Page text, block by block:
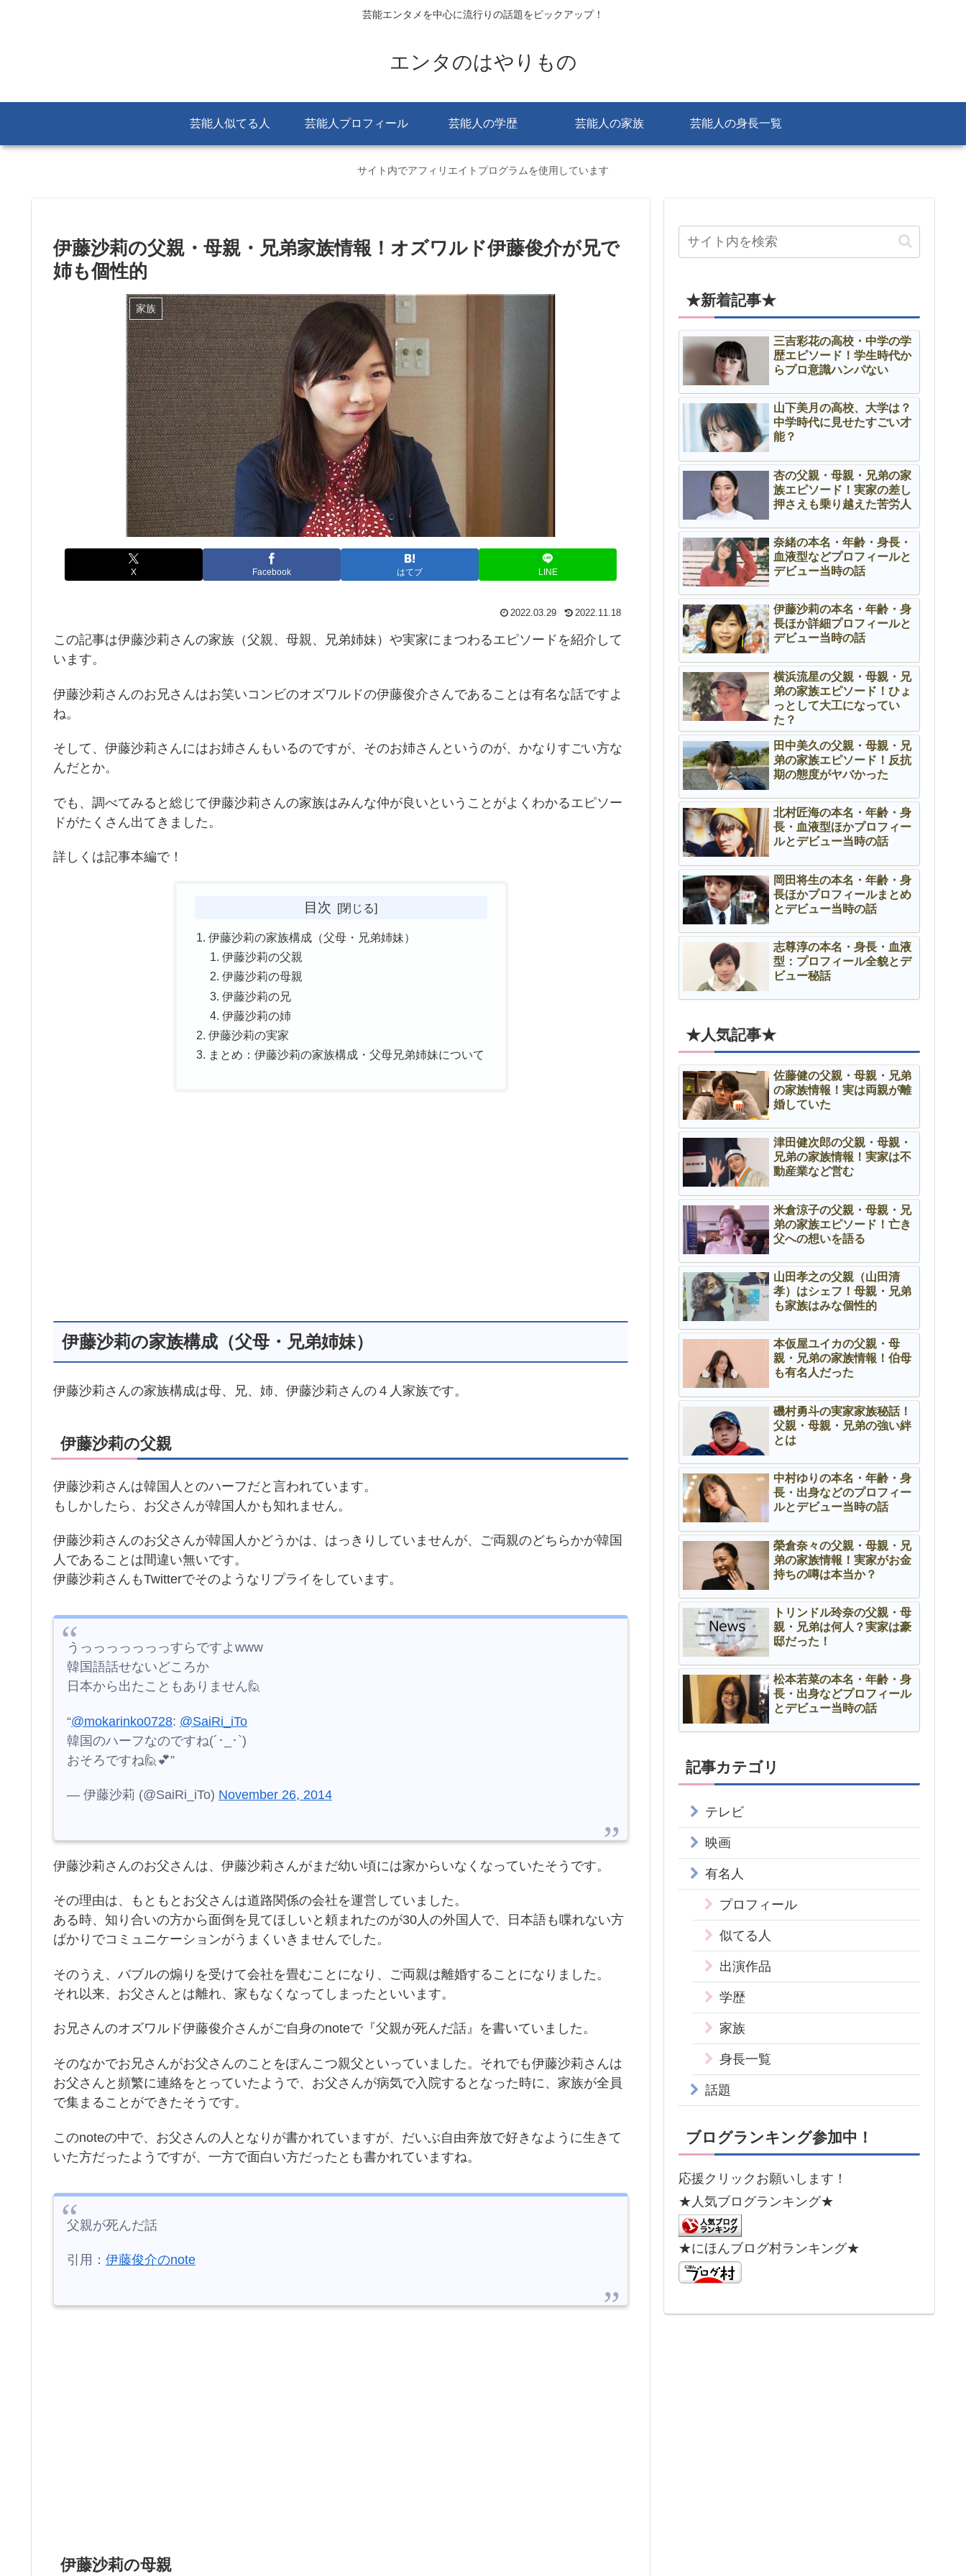
芸能エンタメを中心に流行りの話題をピックアップ！
エンタのはやりもの
芸能人似てる人 芸能人プロフィール 芸能人の学歴 芸能人の家族 芸能人の身長一覧
サイト内でアフィリエイトプログラムを使用しています
伊藤沙莉の父親・母親・兄弟家族情報！オズワルド伊藤俊介が兄で
姉も個性的
家族
X Facebook はてブ LINE
2022.03.29 2022.11.18
この記事は伊藤沙莉さんの家族（父親、母親、兄弟姉妹）や実家にまつわるエピソードを紹介して
います。
伊藤沙莉さんのお兄さんはお笑いコンビのオズワルドの伊藤俊介さんであることは有名な話ですよ
ね。
そして、伊藤沙莉さんにはお姉さんもいるのですが、そのお姉さんというのが、かなりすごい方な
んだとか。
でも、調べてみると総じて伊藤沙莉さんの家族はみんな仲が良いということがよくわかるエピソー
ドがたくさん出てきました。
詳しくは記事本編で！
目次
伊藤沙莉の家族構成（父母・兄弟姉妹）
伊藤沙莉の父親
伊藤沙莉の母親
伊藤沙莉の兄
伊藤沙莉の姉
伊藤沙莉の実家
まとめ：伊藤沙莉の家族構成・父母兄弟姉妹について
伊藤沙莉の家族構成（父母・兄弟姉妹）
伊藤沙莉さんの家族構成は母、兄、姉、伊藤沙莉さんの４人家族です。
伊藤沙莉の父親
伊藤沙莉さんは韓国人とのハーフだと言われています。
もしかしたら、お父さんが韓国人かも知れません。
伊藤沙莉さんのお父さんが韓国人かどうかは、はっきりしていませんが、ご両親のどちらかが韓国
人であることは間違い無いです。
伊藤沙莉さんもTwitterでそのようなリプライをしています。
うっっっっっっっすらですよwww
韓国語話せないどころか
日本から出たこともありません🙋
“@mokarinko0728: @SaiRi_iTo
韓国のハーフなのですね(´･_･`)
おそろですね🙋💕”
— 伊藤沙莉 (@SaiRi_iTo) November 26, 2014
伊藤沙莉さんのお父さんは、伊藤沙莉さんがまだ幼い頃には家からいなくなっていたそうです。
その理由は、もともとお父さんは道路関係の会社を運営していました。
ある時、知り合いの方から面倒を見てほしいと頼まれたのが30人の外国人で、日本語も喋れない方
ばかりでコミュニケーションがうまくいきませんでした。
そのうえ、バブルの煽りを受けて会社を畳むことになり、ご両親は離婚することになりました。
それ以来、お父さんとは離れ、家もなくなってしまったといいます。
お兄さんのオズワルド伊藤俊介さんがご自身のnoteで『父親が死んだ話』を書いていました。
そのなかでお兄さんがお父さんのことをぽんこつ親父といっていました。それでも伊藤沙莉さんは
お父さんと頻繁に連絡をとっていたようで、お父さんが病気で入院するとなった時に、家族が全員
で集まることができたそうです。
このnoteの中で、お父さんの人となりが書かれていますが、だいぶ自由奔放で好きなように生きて
いた方だったようですが、一方で面白い方だったとも書かれていますね。
父親が死んだ話
引用： 伊藤俊介のnote
伊藤沙莉の母親
★新着記事★
三吉彩花の高校・中学の学
歴エピソード！学生時代か
らプロ意識ハンパない
山下美月の高校、大学は？
中学時代に見せたすごい才
能？
杏の父親・母親・兄弟の家
族エピソード！実家の差し
押さえも乗り越えた苦労人
奈緒の本名・年齢・身長・
血液型などプロフィールと
デビュー当時の話
伊藤沙莉の本名・年齢・身
長ほか詳細プロフィールと
デビュー当時の話
横浜流星の父親・母親・兄
弟の家族エピソード！ひょ
っとして大工になってい
た？
田中美久の父親・母親・兄
弟の家族エピソード！反抗
期の態度がヤバかった
北村匠海の本名・年齢・身
長・血液型ほかプロフィー
ルとデビュー当時の話
岡田将生の本名・年齢・身
長ほかプロフィールまとめ
とデビュー当時の話
志尊淳の本名・身長・血液
型：プロフィール全貌とデ
ビュー秘話
★人気記事★
佐藤健の父親・母親・兄弟
の家族情報！実は両親が離
婚していた
津田健次郎の父親・母親・
兄弟の家族情報！実家は不
動産業など営む
米倉涼子の父親・母親・兄
弟の家族エピソード！亡き
父への想いを語る
山田孝之の父親（山田清
孝）はシェフ！母親・兄弟
も家族はみな個性的
本仮屋ユイカの父親・母
親・兄弟の家族情報！伯母
も有名人だった
磯村勇斗の実家家族秘話！
父親・母親・兄弟の強い絆
とは
中村ゆりの本名・年齢・身
長・出身などのプロフィー
ルとデビュー当時の話
榮倉奈々の父親・母親・兄
弟の家族情報！実家がお金
持ちの噂は本当か？
トリンドル玲奈の父親・母
親・兄弟は何人？実家は豪
邸だった！
松本若菜の本名・年齢・身
長・出身などプロフィール
とデビュー当時の話
記事カテゴリ
テレビ
映画
有名人
プロフィール
似てる人
出演作品
学歴
家族
身長一覧
話題
ブログランキング参加中！
応援クリックお願いします！
★人気ブログランキング★
★にほんブログ村ランキング★